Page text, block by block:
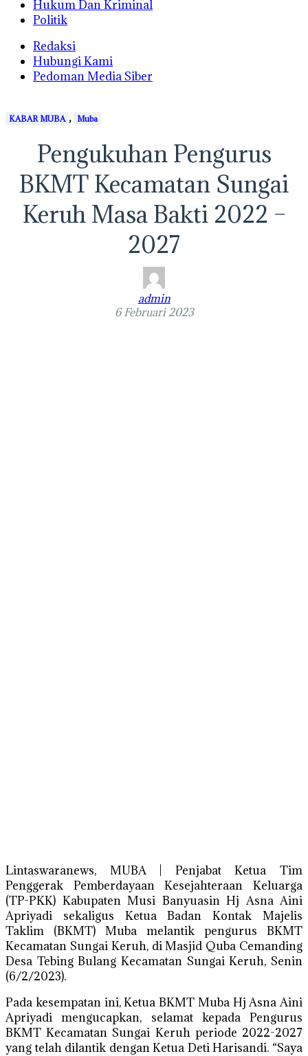
Hukum Dan Kriminal
Politik
Redaksi
Hubungi Kami
Pedoman Media Siber
KABAR MUBA , Muba
Pengukuhan Pengurus
BKMT Kecamatan Sungai
Keruh Masa Bakti 2022 –
2027
admin
6 Februari 2023
Lintaswaranews, MUBA | Penjabat Ketua Tim
Penggerak Pemberdayaan Kesejahteraan Keluarga
(TP-PKK) Kabupaten Musi Banyuasin Hj Asna Aini
Apriyadi sekaligus Ketua Badan Kontak Majelis
Taklim (BKMT) Muba melantik pengurus BKMT
Kecamatan Sungai Keruh, di Masjid Quba Cemanding
Desa Tebing Bulang Kecamatan Sungai Keruh, Senin
(6/2/2023).
Pada kesempatan ini, Ketua BKMT Muba Hj Asna Aini
Apriyadi mengucapkan, selamat kepada Pengurus
BKMT Kecamatan Sungai Keruh periode 2022-2027
yang telah dilantik dengan Ketua Deti Harisandi. “Saya